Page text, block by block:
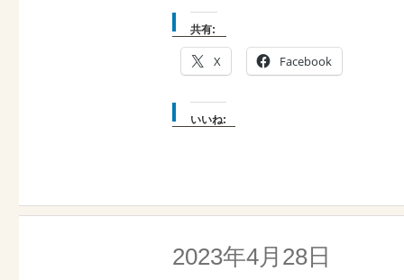
共有:
X Facebook
いいね:
2023年4月28日